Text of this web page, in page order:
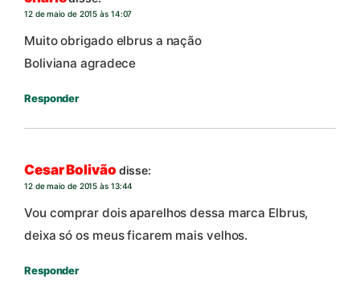
12 de maio de 2015 às 14:07
Muito obrigado elbrus a nação
Boliviana agradece
Responder
Cesar Bolivão disse:
12 de maio de 2015 às 13:44
Vou comprar dois aparelhos dessa marca Elbrus,
deixa só os meus ficarem mais velhos.
Responder